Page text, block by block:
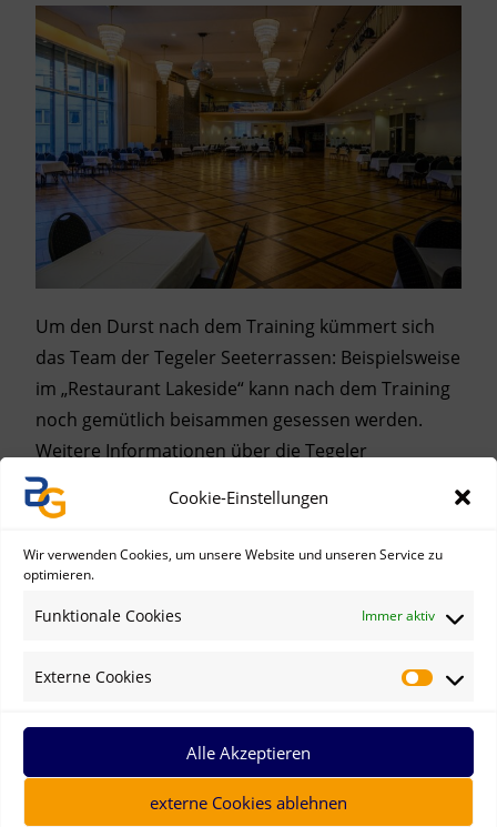
Cookie-Einstellungen
Wir verwenden Cookies, um unsere Website und unseren Service zu
optimieren.
Funktionale Cookies Immer aktiv
Externe Cookies
Alle Akzeptieren
externe Cookies ablehnen
Um den Durst nach dem Training kümmert sich
das Team der Tegeler Seeterrassen: Beispielsweise
im „Restaurant Lakeside“ kann nach dem Training
noch gemütlich beisammen gesessen werden.
Weitere Informationen über die Tegeler
Seeterrassen finden sich im Internet unter
www.tegeler-seeterrassen.de